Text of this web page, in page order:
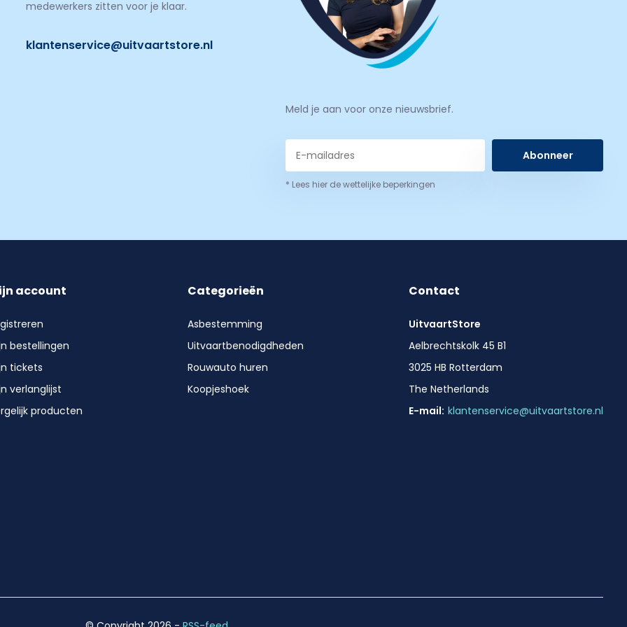
medewerkers zitten voor je klaar.
klantenservice@uitvaartstore.nl
Meld je aan voor onze nieuwsbrief.
Abonneer
* Lees hier de wettelijke beperkingen
account
bestellingen
tickets
verlanglijst
producten
Categorieën
Asbestemming
Uitvaartbenodigdheden
Rouwauto huren
Koopjeshoek
Contact
UitvaartStore
Aelbrechtskolk 45 B1
3025 HB Rotterdam
The Netherlands
E-mail: klantenservice@uitvaartstore.nl